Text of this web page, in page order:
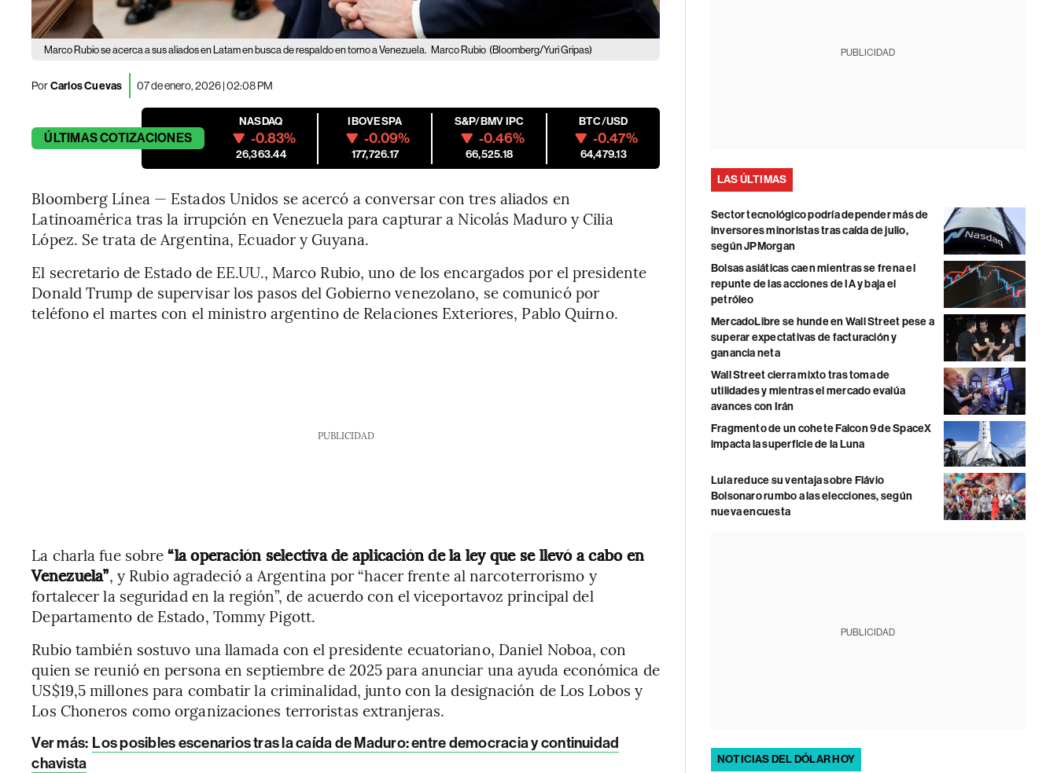
Marco Rubio se acerca a sus aliados en Latam en busca de respaldo en torno a Venezuela. Marco Rubio (Bloomberg/Yuri Gripas)
PorCarlos Cuevas 07 de enero, 2026 | 02:08 PM
ÚLTIMASCOTIZACIONES
NASDAQ
-0.83%
26,363.44
IBOVESPA
-0.09%
177,726.17
S&P/BMV IPC
-0.46%
66,525.18
BTC/USD
-0.47%
64,479.13
Bloomberg Línea — Estados Unidos se acercó a conversar con tres aliados en
Latinoamérica tras la irrupción en Venezuela para capturar a Nicolás Maduro y Cilia
López. Se trata de Argentina, Ecuador y Guyana.
El secretario de Estado de EE.UU., Marco Rubio, uno de los encargados por el presidente
Donald Trump de supervisar los pasos del Gobierno venezolano, se comunicó por
teléfono el martes con el ministro argentino de Relaciones Exteriores, Pablo Quirno.
PUBLICIDAD
La charla fue sobre“la operación selectiva de aplicación de la ley que se llevó a cabo en
Venezuela”, y Rubio agradeció a Argentina por “hacer frente al narcoterrorismo y
fortalecer la seguridad en la región”, de acuerdo con el viceportavoz principal del
Departamento de Estado, Tommy Pigott.
Rubio también sostuvo una llamada con el presidente ecuatoriano, Daniel Noboa, con
quien se reunió en persona en septiembre de 2025 para anunciar una ayuda económica de
US$19,5 millones para combatir la criminalidad, junto con la designación de Los Lobos y
Los Choneros como organizaciones terroristas extranjeras.
Ver más: Los posibles escenarios tras la caída de Maduro: entre democracia y continuidad
chavista
PUBLICIDAD
LAS ÚLTIMAS
Sector tecnológico podría depender más de
inversores minoristas tras caída de julio,
según JPMorgan
Bolsas asiáticas caen mientras se frena el
repunte de las acciones de IA y baja el
petróleo
MercadoLibre se hunde en Wall Street pese a
superar expectativas de facturación y
ganancia neta
Wall Street cierra mixto tras toma de
utilidades y mientras el mercado evalúa
avances con Irán
Fragmento de un cohete Falcon 9 de SpaceX
impacta la superficie de la Luna
Lula reduce su ventaja sobre Flávio
Bolsonaro rumbo a las elecciones, según
nueva encuesta
PUBLICIDAD
NOTICIAS DEL DÓLAR HOY